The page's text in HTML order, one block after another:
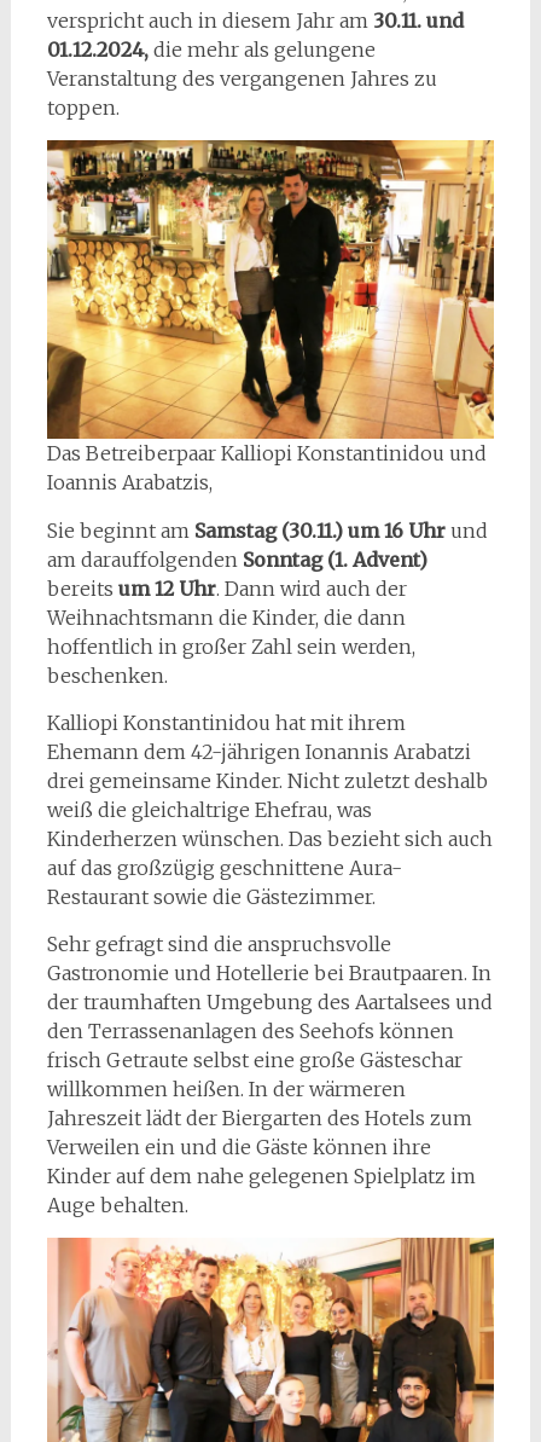
verspricht auch in diesem Jahr am 30.11. und
01.12.2024,die mehr als gelungene
Veranstaltung des vergangenen Jahres zu
toppen.
Das Betreiberpaar Kalliopi Konstantinidou und
Ioannis Arabatzis,
Sie beginnt am Samstag (30.11.) um 16 Uhrund
am darauffolgenden Sonntag (1. Advent)
bereits um 12 Uhr. Dann wird auch der
Weihnachtsmann die Kinder, die dann
hoffentlich in großer Zahl sein werden,
beschenken.
Kalliopi Konstantinidou hat mit ihrem
Ehemann dem 42-jährigen Ionannis Arabatzi
drei gemeinsame Kinder. Nicht zuletzt deshalb
weiß die gleichaltrige Ehefrau, was
Kinderherzen wünschen. Das bezieht sich auch
auf das großzügig geschnittene Aura-
Restaurant sowie die Gästezimmer.
Sehr gefragt sind die anspruchsvolle
Gastronomie und Hotellerie bei Brautpaaren. In
der traumhaften Umgebung des Aartalsees und
den Terrassenanlagen des Seehofs können
frisch Getraute selbst eine große Gästeschar
willkommen heißen. In der wärmeren
Jahreszeit lädt der Biergarten des Hotels zum
Verweilen ein und die Gäste können ihre
Kinder auf dem nahe gelegenen Spielplatz im
Auge behalten.